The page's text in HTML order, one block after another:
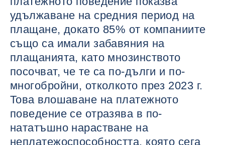
удължаване на средния период на
плащане, докато 85% от компаниите
също са имали забавяния на
плащанията, като мнозинството
посочват, че те са по-дълги и по-
многобройни, отколкото през 2023 г.
Това влошаване на платежното
поведение се отразява в по-
нататъшно нарастване на
неплатежоспособността, която сега